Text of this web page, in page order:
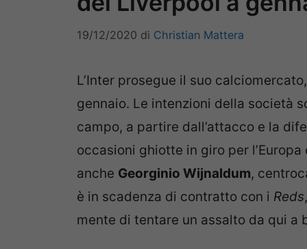
19/12/2020 di Christian Mattera
L’Inter prosegue il suo
gennaio. Le intenzioni della società
campo, a partire dall’attacco e la
occasioni ghiotte in giro per
anche Georginio Wijnaldum,
è in scadenza di contratto con i Reds
mente di tentare un assalto da qui a